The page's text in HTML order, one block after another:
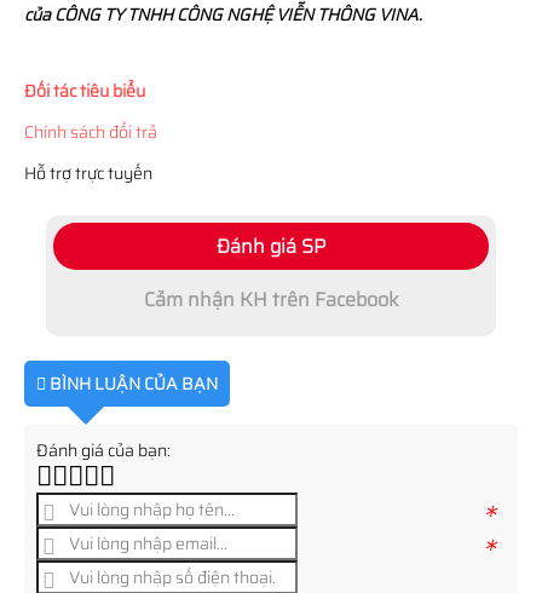
của CÔNG TY TNHH CÔNG NGHỆ VIỄN THÔNG VINA.
Đối tác tiêu biểu
Chính sách đổi trả
Hỗ trợ trực tuyến
Đánh giá SP
Cảm nhận KH trên Facebook
BÌNH LUẬN CỦA BẠN
Đánh giá của bạn:
*
*